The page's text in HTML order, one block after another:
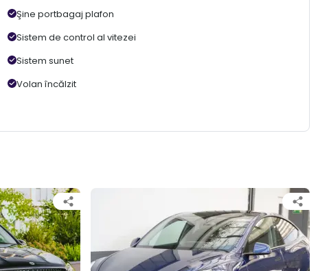
Şine portbagaj plafon
Sistem de control al vitezei
Sistem sunet
Volan încălzit